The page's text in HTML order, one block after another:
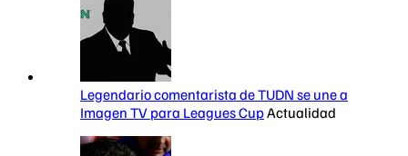
Legendario comentarista de TUDN se une a
Imagen TV para Leagues CupActualidad